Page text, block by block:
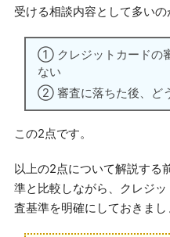
受ける相談内容として多いの
① クレジットカードの
ない
② 審査に落ちた後、ど
この2点です。
以上の2点について解説する
準と比較しながら、クレジ
査基準を明確にしておきまし